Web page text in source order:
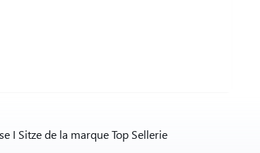
I Sitze de la marque Top Sellerie